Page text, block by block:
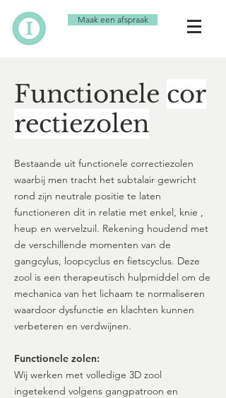
Maak een afspraak
Functionele cor
rectiezolen
Bestaande uit functionele correctiezolen
waarbij men tracht het subtalair gewricht
rond zijn neutrale positie te laten
functioneren dit in relatie met enkel, knie ,
heup en wervelzuil. Rekening houdend met
de verschillende momenten van de
gangcylus, loopcyclus en fietscyclus. Deze
zool is een therapeutisch hulpmiddel om de
mechanica van het lichaam te normaliseren
waardoor dysfunctie en klachten kunnen
verbeteren en verdwijnen.
Functionele zolen:
Wij werken met volledige 3D zool
ingetekend volgens gangpatroon en